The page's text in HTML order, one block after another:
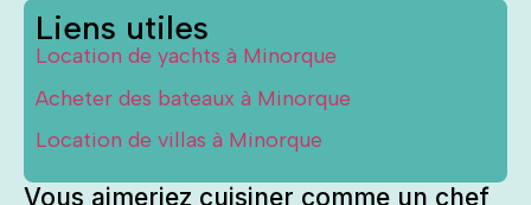
Vous aimeriez cuisiner comme un chef
Liens utiles
Location de yachts à Minorque
Acheter des bateaux à Minorque
Location de villas à Minorque